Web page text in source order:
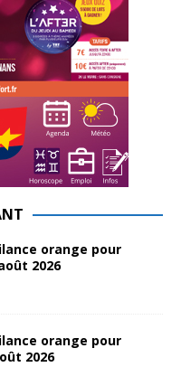
orange pour
2026
orange pour
2026